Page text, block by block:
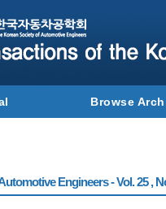
Browse
Engineers - Vol. 25 ,